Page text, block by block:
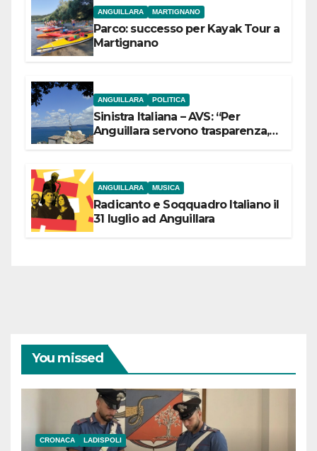
ANGUILLARA MARTIGNANO
Parco: successo per Kayak Tour a
Martignano
ANGUILLARA POLITICA
Sinistra Italiana – AVS: “Per
Anguillara servono trasparenza,
ANGUILLARA MUSICA
Radicanto e Soqquadro Italiano il
31 luglio ad Anguillara
You missed
CRONACA LADISPOLI